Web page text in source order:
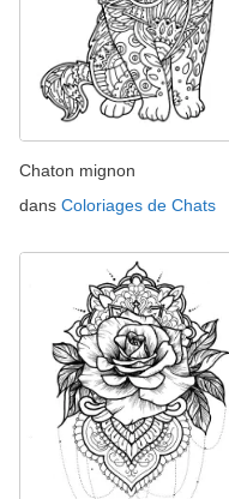
Chaton mignon
dans Coloriages de Chats